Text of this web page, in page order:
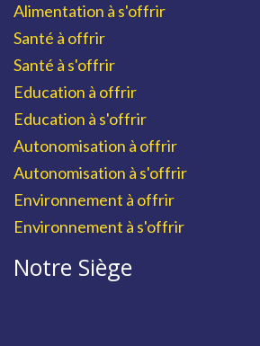
Alimentation à s'offrir
Santé à offrir
Santé à s'offrir
Education à offrir
Education à s'offrir
Autonomisation à offrir
Autonomisation à s'offrir
Environnement à offrir
Environnement à s'offrir
Notre Siège